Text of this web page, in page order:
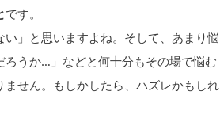
です。
」と思いますよね。そして、あまり悩
ろうか…」などと何十分もその場で悩む
せん。もしかしたら、ハズレかもしれ